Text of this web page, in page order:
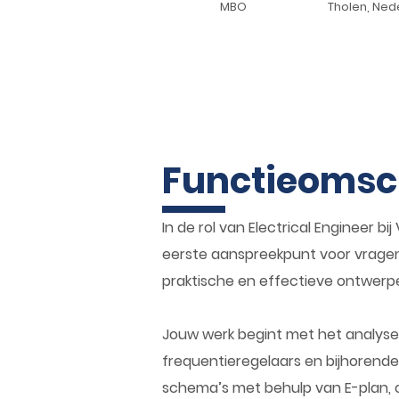
MBO Tholen,
In de rol van Electrical Engineer
eerste aanspreekpunt voor
praktische en effectieve
Jouw werk begint met het
frequentieregelaars en
schema’s met behulp van E-